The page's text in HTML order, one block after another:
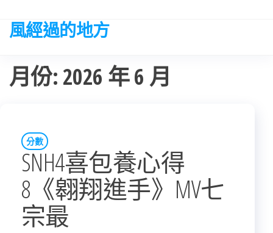
the
風經過的地方
月份: 2026 年 6 月
分數
SNH4喜包養心得
8《翱翔進手》MV七
宗最